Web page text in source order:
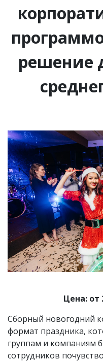
решение
Цена: от
Сборный новогодний
формат праздника,
группам и компаниям
сотрудников